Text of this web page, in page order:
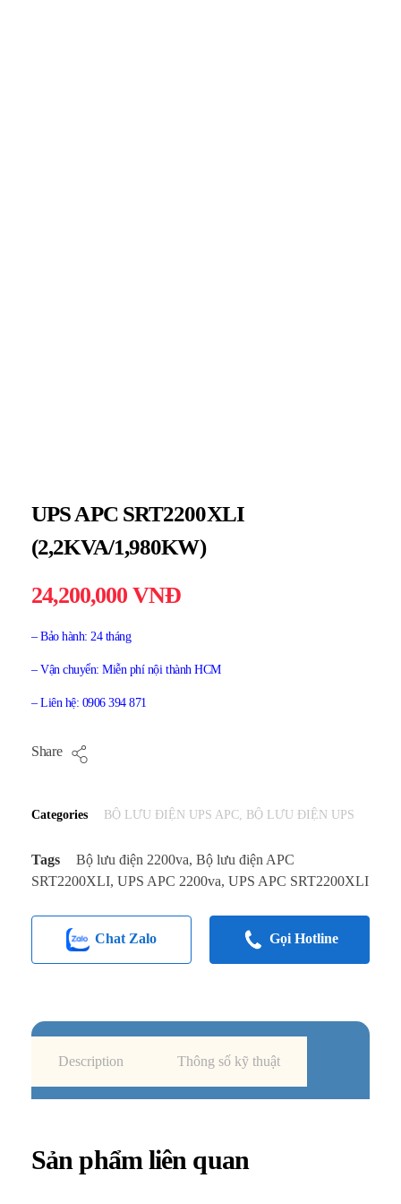
UPS APC SRT2200XLI
(2,2KVA/1,980KW)
24,200,000VNĐ
– Bảo hành: 24 tháng
– Vận chuyển: Miễn phí nội thành HCM
– Liên hệ: 0906 394 871
Share
Categories BỘ LƯU ĐIỆN UPS APC, BỘ LƯU ĐIỆN UPS
Tags Bộ lưu điện 2200va, Bộ lưu điện APC
SRT2200XLI, UPS APC 2200va, UPS APC SRT2200XLI
Chat Zalo Gọi Hotline
Description Thông số kỹ thuật
Sản phẩm liên quan